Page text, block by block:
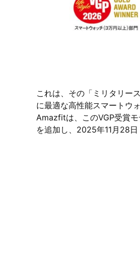
これは、その「ミリタリー
に最適な高性能スマートウ
Amazfitは、このVGP受賞
を追加し、2025年11月28日